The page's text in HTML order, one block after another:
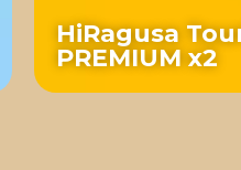
HiRagusa
PREMIUM x2